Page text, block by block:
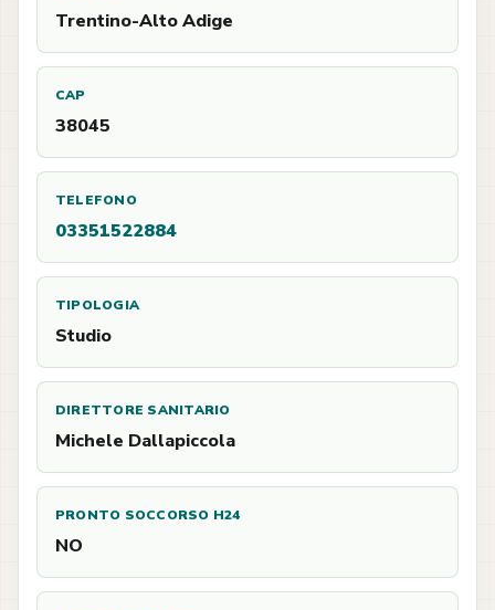
Trentino-Alto Adige
CAP
38045
TELEFONO
03351522884
TIPOLOGIA
Studio
DIRETTORE SANITARIO
Michele Dallapiccola
PRONTO SOCCORSO H24
NO